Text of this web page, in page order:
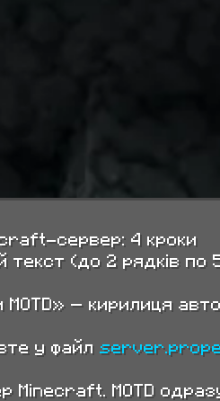
сервер: 4 кроки
текст (до 2 рядків по
MOTD» — кирилиця
у файл
Minecraft. MOTD